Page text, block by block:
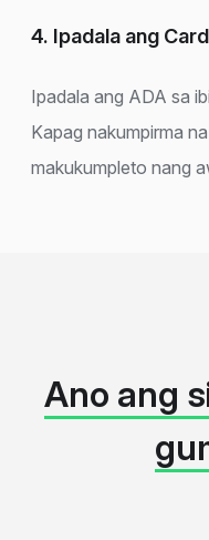
4. Ipadala ang
Ipadala ang ADA sa
Kapag nakumpirma
makukumpleto nang
Ano ang